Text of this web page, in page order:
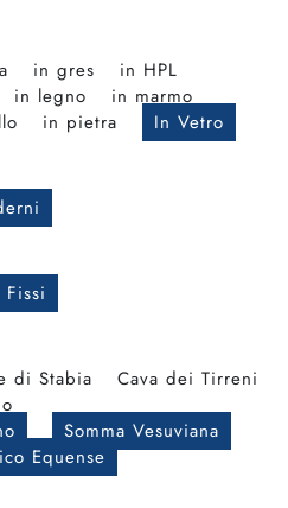
in gres
in HPL
in legno
in marmo
in pietra In Vetro
Fissi
di Stabia
Cava dei Tirreni
Somma Vesuviana
Equense